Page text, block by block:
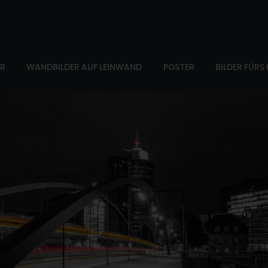
WANDBILDER AUF LEINWAND POSTER BILDER